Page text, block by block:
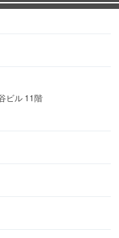
ビル 11階